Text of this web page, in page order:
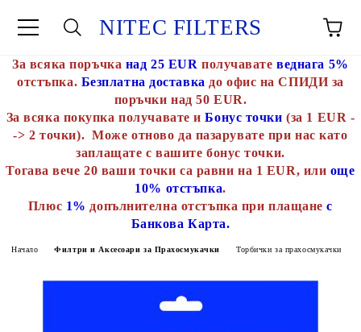
NITEC FILTERS
За всяка поръчка над 25 EUR получавате веднага 5%
отстъпка. Безплатна доставка до офис на СПИДИ за
поръчки над 50 EUR.
За всяка покупка получавате иБонус точки (за 1 EUR -
-> 2 точки). Може отново да пазарувате при нас като
заплащате с вашите бонус точки.
Тогава вече 20 ваши точки са равни на 1 EUR, или още
10% отстъпка.
Плюс 1% допълнителна отстъпка при плащанес
Банкова Карта.
Начало Филтри и Аксесоари за Прахосмукачки Торбички за прахосмукачки